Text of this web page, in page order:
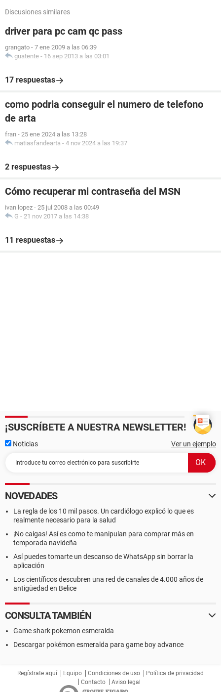
Discusiones similares
driver para pc cam qc pass
grangato - 7 ene 2009 a las 06:39
guatente - 16 sep 2013 a las 03:01
17 respuestas
como podria conseguir el numero de telefono
de arta
fran - 25 ene 2024 a las 13:28
matiasfandearta - 4 nov 2024 a las 19:37
2 respuestas
Cómo recuperar mi contraseña del MSN
ivan lopez - 25 jul 2008 a las 00:49
G - 21 nov 2017 a las 14:38
11 respuestas
¡SUSCRÍBETE A NUESTRA NEWSLETTER!
Noticias Ver un ejemplo
NOVEDADES
La regla de los 10 mil pasos. Un cardiólogo explicó lo que es
realmente necesario para la salud
¡No caigas! Así es como te manipulan para comprar más en
temporada navideña
Así puedes tomarte un descanso de WhatsApp sin borrar la
aplicación
Los científicos descubren una red de canales de 4.000 años de
antigüedad en Belice
CONSULTA TAMBIÉN
Game shark pokemon esmeralda
Descargar pokémon esmeralda para game boy advance
Regístrate aquí Equipo Condiciones de uso
Política de privacidad
Contacto
Aviso legal